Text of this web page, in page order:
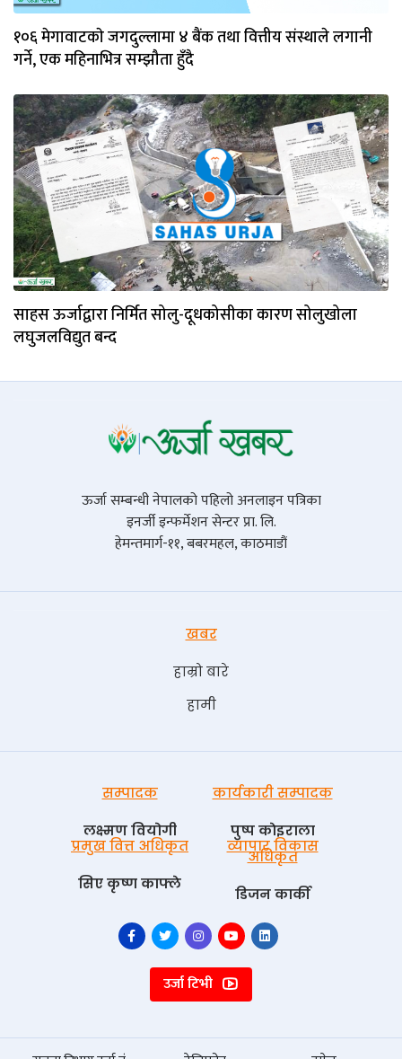
१०६ मेगावाटकाे जगदुल्लामा ४ बैंक तथा वित्तीय संस्थाले लगानी
गर्ने, एक महिनाभित्र सम्झौता हुँदै
साहस ऊर्जाद्वारा निर्मित सोलु-दूधकोसीका कारण सोलुखोला
लघुजलविद्युत बन्द
ऊर्जा सम्बन्धी नेपालको पहिलो अनलाइन पत्रिका
इनर्जी इन्फर्मेशन सेन्टर प्रा. लि.
हेमन्तमार्ग-११, बबरमहल, काठमाडौं
खबर
हाम्रो बारे
हामी
सम्पादक
लक्ष्मण वियोगी
कार्यकारी सम्पादक
पुष्प काेइराला
प्रमुख वित्त अधिकृत
सिए कृष्ण काफ्ले
व्यापार विकास
अधिकृत
डिजन कार्की
उर्जा टिभी